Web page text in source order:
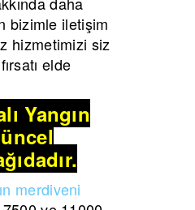
bizimle iletişim
hizmetimizi siz
elde
Yangın
merdiveni